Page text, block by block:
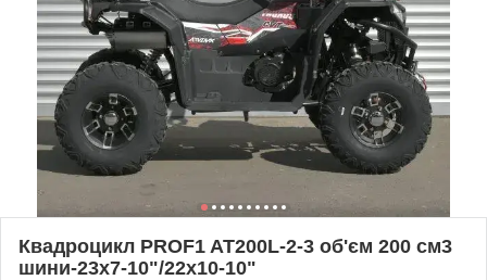
Квадроцикл PROF1 AT200L-2-3 об'єм 200 см3
шини-23х7-10"/22х10-10"